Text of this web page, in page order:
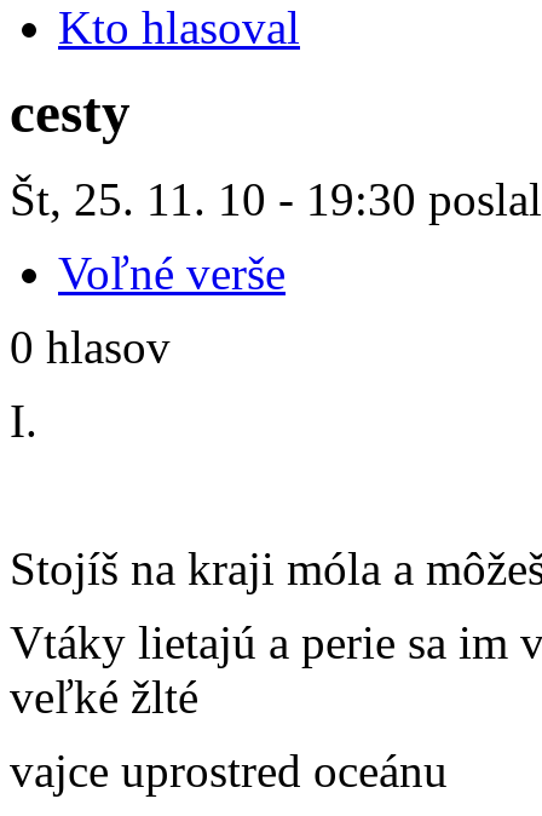
Kto hlasoval
cesty
Št, 25. 11. 10 - 19:30
Voľné verše
0 hlasov
I.
Stojíš na kraji móla a
Vtáky lietajú a perie sa im
veľké žlté
vajce uprostred oceánu